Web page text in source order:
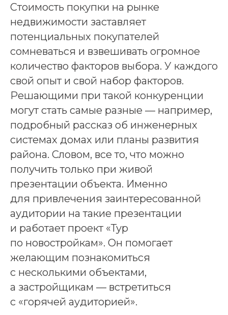
Стоимость покупки на рынке
недвижимости заставляет
потенциальных покупателей
сомневаться и взвешивать огромное
количество факторов выбора. У каждого
свой опыт и свой набор факторов.
Решающими при такой конкуренции
могут стать самые разные — например,
подробный рассказ об инженерных
системах домах или планы развития
района. Словом, все то, что можно
получить только при живой
презентации объекта. Именно
для привлечения заинтересованной
аудитории на такие презентации
и работает проект «Тур
по новостройкам». Он помогает
желающим познакомиться
с несколькими объектами,
а застройщикам — встретиться
с «горячей аудиторией».